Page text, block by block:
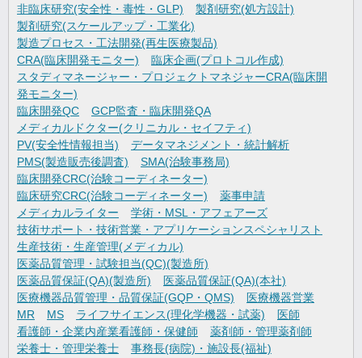
非臨床研究(安全性・毒性・GLP)
製剤研究(処方設計)
製剤研究(スケールアップ・工業化)
製造プロセス・工法開発(再生医療製品)
CRA(臨床開発モニター)
臨床企画(プロトコル作成)
スタディマネージャー・プロジェクトマネジャーCRA(臨床開
発モニター)
臨床開発QC
GCP監査・臨床開発QA
メディカルドクター(クリニカル・セイフティ)
PV(安全性情報担当)
データマネジメント・統計解析
PMS(製造販売後調査)
SMA(治験事務局)
臨床開発CRC(治験コーディネーター)
臨床研究CRC(治験コーディネーター)
薬事申請
メディカルライター
学術・MSL・アフェアーズ
技術サポート・技術営業・アプリケーションスペシャリスト
生産技術・生産管理(メディカル)
医薬品質管理・試験担当(QC)(製造所)
医薬品質保証(QA)(製造所)
医薬品質保証(QA)(本社)
医療機器品質管理・品質保証(GQP・QMS)
医療機器営業
MR
MS ライフサイエンス(理化学機器・試薬)
医師
看護師・企業内産業看護師・保健師
薬剤師・管理薬剤師
栄養士・管理栄養士
事務長(病院)・施設長(福祉)